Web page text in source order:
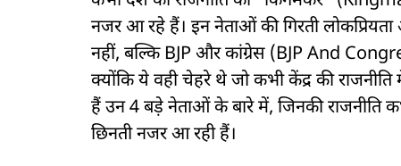
नजर आ रहे हैं। इन नेताओं की गिरती लोकप्रियता
नहीं, बल्कि BJP और कांग्रेस (BJP And
क्योंकि ये वही चेहरे थे जो कभी केंद्र की
हैं उन 4 बड़े नेताओं के बारे में, जिनकी राजनीति
छिनती नजर आ रही हैं।